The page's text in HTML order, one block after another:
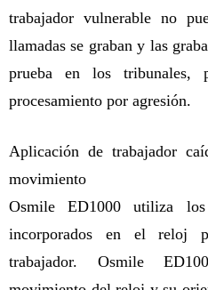
trabajador vulnerable no
llamadas se graban y las
prueba en los tribunales,
procesamiento por agresión.
Aplicación de trabajador
movimiento
Osmile ED1000 utiliza
incorporados en el reloj
trabajador. Osmile